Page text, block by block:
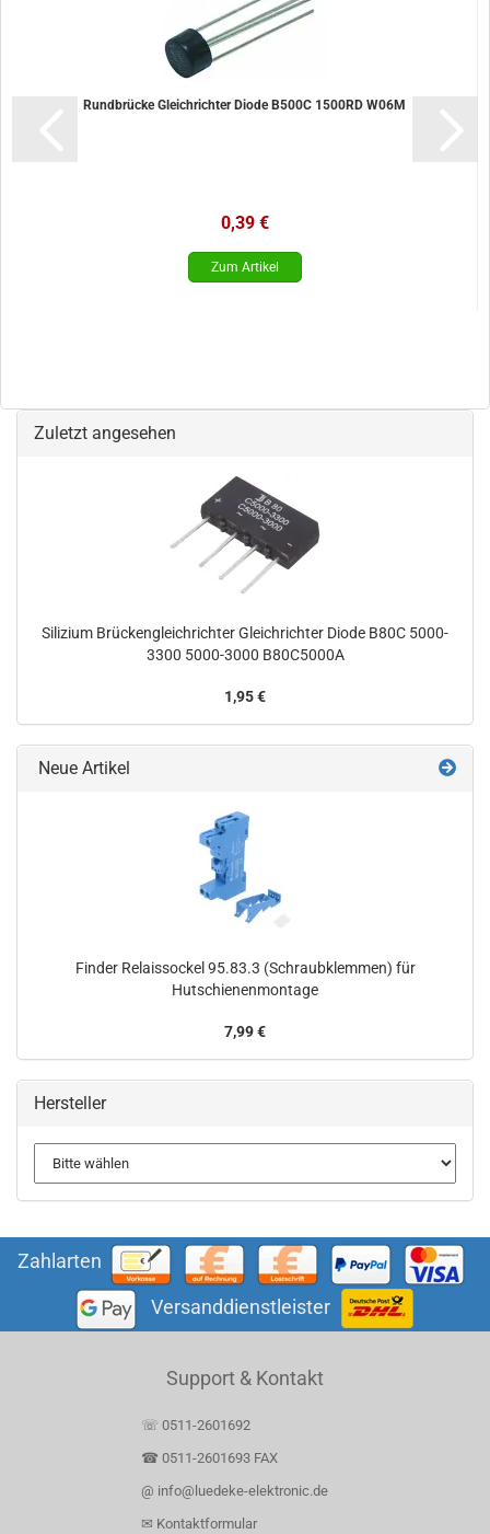
Rundbrücke Gleichrichter Diode B500C 1500RD W06M
0,39 €
Zuletzt angesehen
Silizium Brückengleichrichter Gleichrichter Diode B80C 5000-
3300 5000-3000 B80C5000A
1,95 €
Neue Artikel
Finder Relaissockel 95.83.3 (Schraubklemmen) für
Hutschienenmontage
7,99 €
Hersteller
Zahlarten
Versanddienstleister
Support & Kontakt
☏ 0511-2601692
☎ 0511-2601693 FAX
@ info@luedeke-elektronic.de
✉ Kontaktformular